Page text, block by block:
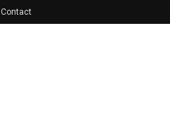
Contact